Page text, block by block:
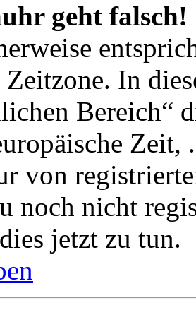
geht falsch!
Zeitzone. In
Bereich“
Zeit,
von
noch nicht
jetzt zu tun.